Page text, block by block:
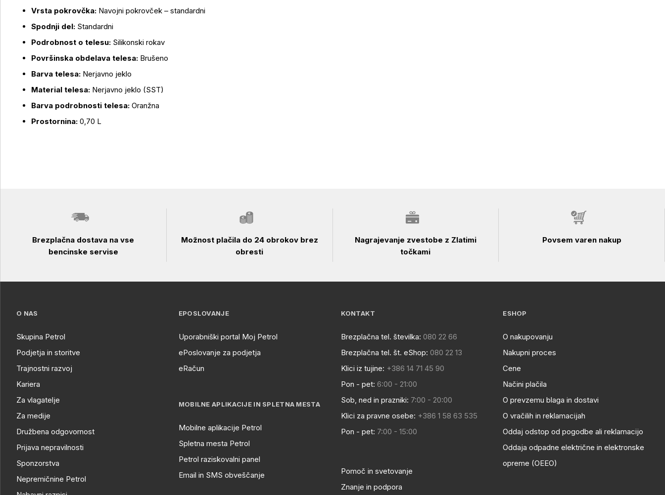
Vrsta pokrovčka: Navojni pokrovček – standardni
Spodnji del: Standardni
Podrobnost o telesu: Silikonski rokav
Površinska obdelava telesa: Brušeno
Barva telesa: Nerjavno jeklo
Material telesa: Nerjavno jeklo (SST)
Barva podrobnosti telesa: Oranžna
Prostornina: 0,70 L
Brezplačna dostava na vse
bencinske servise
Možnost plačila do 24 obrokov brez
obresti
Nagrajevanje zvestobe z Zlatimi
točkami
Povsem varen nakup
O NAS
Skupina Petrol
Podjetja in storitve
Trajnostni razvoj
Kariera
Za vlagatelje
Za medije
Družbena odgovornost
Prijava nepravilnosti
Sponzorstva
Nepremičnine Petrol
EPOSLOVANJE
Uporabniški portal Moj Petrol
ePoslovanje za podjetja
eRačun
MOBILNE APLIKACIJE IN SPLETNA MESTA
Mobilne aplikacije Petrol
Spletna mesta Petrol
Petrol raziskovalni panel
Email in SMS obveščanje
KONTAKT
Brezplačna tel. številka: 080 22 66
Brezplačna tel. št. eShop: 080 22 13
Klici iz tujine: +386 14 71 45 90
Pon - pet: 6:00 - 21:00
Sob, ned in prazniki: 7:00 - 20:00
Klici za pravne osebe: +386 1 58 63 535
Pon - pet: 7:00 - 15:00
Pomoč in svetovanje
Znanje in podpora
ESHOP
O nakupovanju
Nakupni proces
Cene
Načini plačila
O prevzemu blaga in dostavi
O vračilih in reklamacijah
Oddaj odstop od pogodbe ali reklamacijo
Oddaja odpadne električne in elektronske
opreme (OEEO)